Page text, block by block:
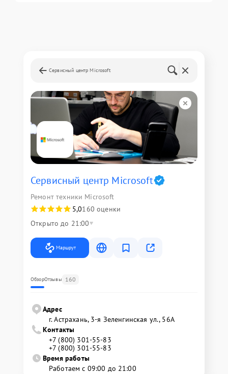
Сервисный центр Microsoft
Сервисный центр Microsoft
Ремонт техники Microsoft
5,0160 оценки
Открыто до 21:00
Маршрут
ОбзорОтзывы 160
Адрес
г. Астрахань, 3-я Зеленгинская ул., 56А
Контакты
+7 (800) 301-55-83
+7 (800) 301-55-83
Время работы
Работаем с 09:00 до 21:00